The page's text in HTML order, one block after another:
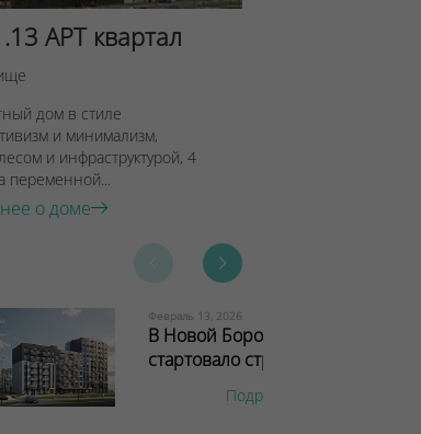
АРТ квартал
дом в стиле
и минимализм,
и инфраструктурой, 4
переменной...
о доме
Февраль 13, 2026
В Новой Боровой
стартовало стр...
Подробнее